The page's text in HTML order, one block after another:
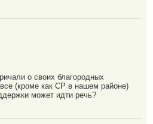
о своих благородных
(кроме как СР в нашем районе)
может идти речь?